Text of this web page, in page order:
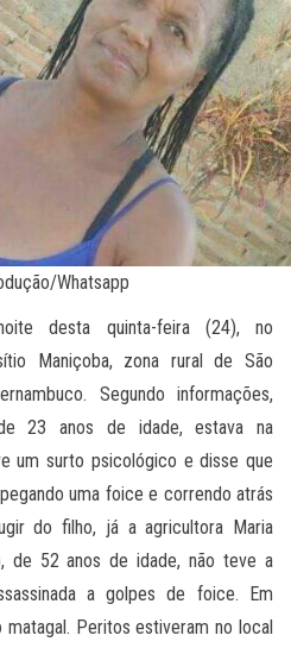
Whatsapp
desta quinta-feira (24), no
Maniçoba, zona rural de São
Segundo informações,
23 anos de idade, estava na
um surto psicológico e disse que
uma foice e correndo atrás
do filho, já a agricultora Maria
de 52 anos de idade, não teve a
a golpes de foice. Em
Peritos estiveram no local